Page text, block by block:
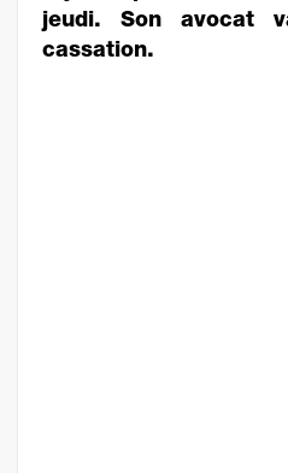
jeudi. Son avocat
cassation.